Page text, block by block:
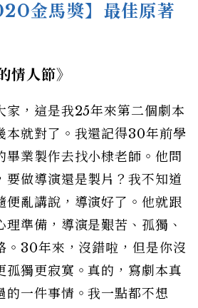
金馬獎】最佳原著
情人節》
家，這是我25年來第二個劇本
本就對了。我還記得30年前學
畢業製作去找小棣老師。他問
要做導演還是製片？我不知道
便亂講說，導演好了。他就跟
準備，導演是艱苦、孤獨、
。30年來，沒錯啦，但是你沒
孤獨更寂寞。真的，寫劇本真
的一件事情。我一點都不想